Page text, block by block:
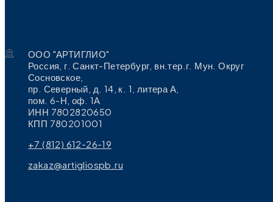
ООО "АРТИГЛИО"
Россия, г. Санкт-Петербург, вн.тер.г. Мун. Округ
Сосновское,
пр. Северный, д. 14, к. 1, литера А,
пом. 6-Н, оф. 1А
ИНН 7802820650
КПП 780201001
+7 (812) 612-26-19
zakaz@artigliospb.ru